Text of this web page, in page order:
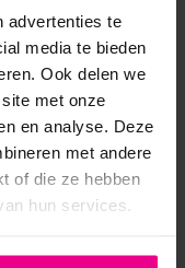
advertenties te
media te bieden
Ook delen we
met onze
en analyse. Deze
met andere
of die ze hebben
hun services.
OOK: